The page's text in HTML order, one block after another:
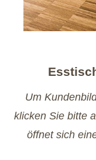
Um
klicken Sie bitte
öffnet sich